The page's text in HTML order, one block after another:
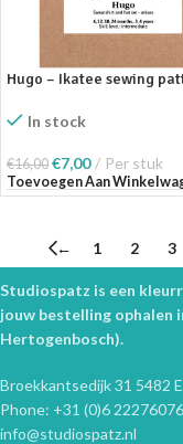
Hugo – Ikatee sewing
In stock
€16,00 €7,00 Per stuk
Toevoegen Aan
← 1 2 3
Studiospatz is een
jouw bestelling ophalen
Hertogenbosch).
Broekkantsedijk 31 5482
Phone: +31 (0)6 22276076
info@studiospatz.nl